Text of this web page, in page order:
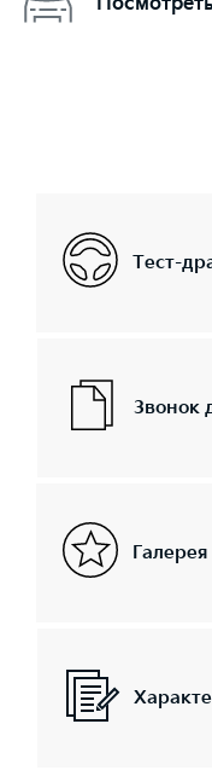
Тест-
Звонок
Галерея